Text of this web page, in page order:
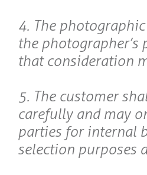
4. The
the
that consideration
5. The customer
carefully and may
parties for internal
selection purposes